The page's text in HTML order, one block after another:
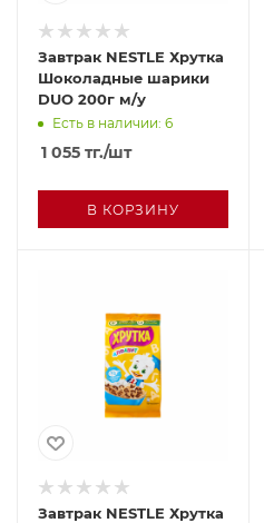
Завтрак NESTLE Хрутка
Шоколадные шарики
DUO 200г м/у
Есть в наличии: 6
1 055 тг./шт
В КОРЗИНУ
Завтрак NESTLE Хрутка